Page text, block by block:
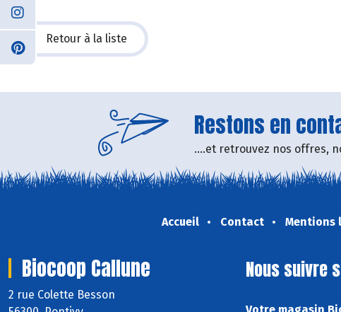
Retour à la liste
Restons en
....et retrouvez nos offres,
Accueil Contact Mentions
Biocoop Callune
2 rue Colette Besson
Nous suivre
Votre magasin